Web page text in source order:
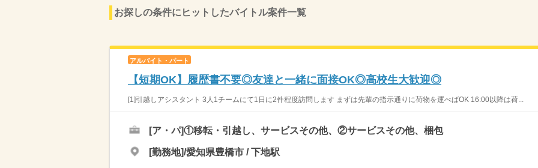
お探しの条件にヒットしたバイトル案件一覧
アルバイト・パート
【短期OK】履歴書不要◎友達と一緒に面接OK◎高校生大歓迎◎
[1]引越しアシスタント 3人1チームにて1日に2件程度訪問します まずは先輩の指示通りに荷物を運べばOK 16:00以降は荷...
[ア・パ]①移転・引越し、サービスその他、②サービスその他、梱包
[勤務地]/愛知県豊橋市 / 下地駅